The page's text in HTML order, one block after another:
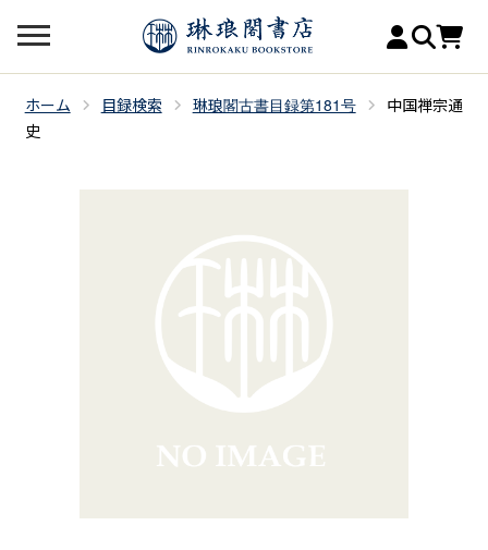
ホーム 目録検索 琳琅閣古書目録第181号
中国禅宗通
史